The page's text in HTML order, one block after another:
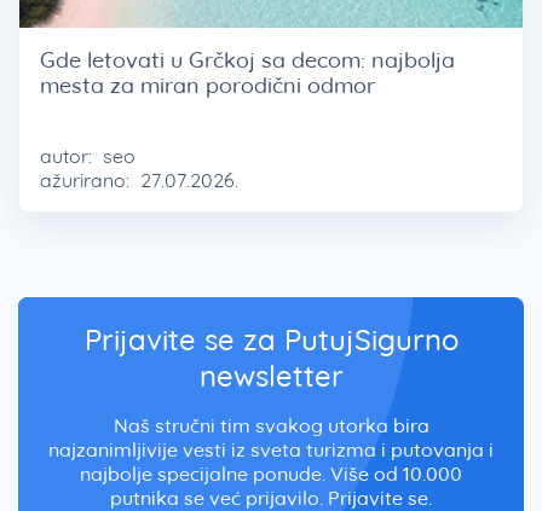
Gde letovati u Grčkoj sa decom: najbolja
mesta za miran porodični odmor
autor: seo
ažurirano: 27.07.2026.
Prijavite se za PutujSigurno
newsletter
Naš stručni tim svakog utorka bira
najzanimljivije vesti iz sveta turizma i putovanja i
najbolje specijalne ponude. Više od 10.000
putnika se već prijavilo. Prijavite se.